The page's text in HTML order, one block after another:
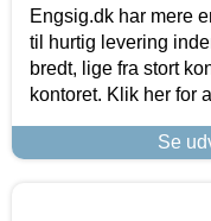
Engsig.dk har mere
til hurtig levering
bredt, lige fra stort
kontoret. Klik her for
Se